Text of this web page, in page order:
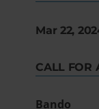
Mar 22,
CALL FOR
Bando